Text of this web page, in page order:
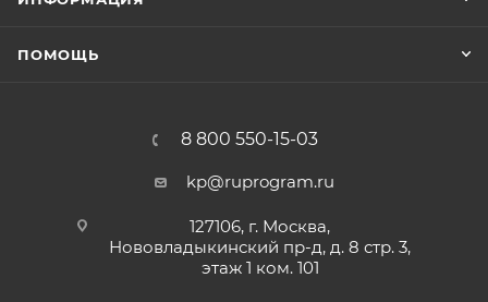
ПОМОЩЬ
8 800 550-15-03
kp@ruprogram.ru
127106, г. Москва,
Нововладыкинский пр-д, д. 8 стр. 3,
этаж 1 ком. 101